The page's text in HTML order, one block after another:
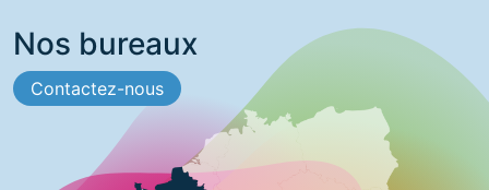
Nos bureaux
Contactez-nous